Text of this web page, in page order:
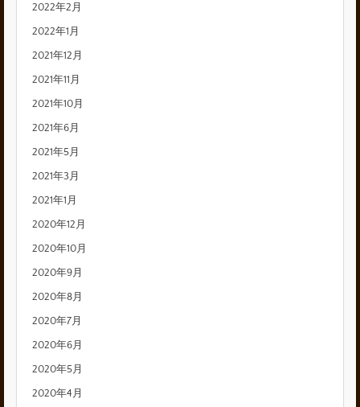
2022年2月
2022年1月
2021年12月
2021年11月
2021年10月
2021年6月
2021年5月
2021年3月
2021年1月
2020年12月
2020年10月
2020年9月
2020年8月
2020年7月
2020年6月
2020年5月
2020年4月